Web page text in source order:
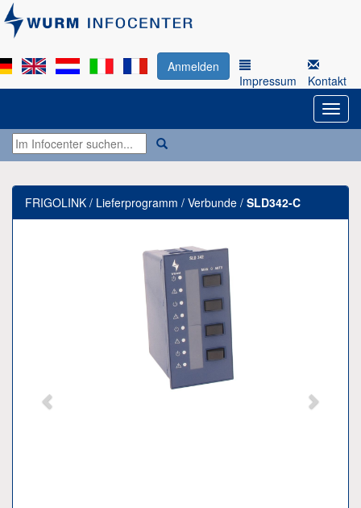
Anmelden
Impressum
Kontakt
FRIGOLINK / Lieferprogramm / Verbunde / SLD342-C